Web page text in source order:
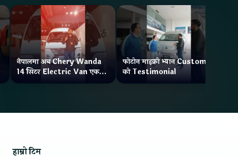
नेपालमा अब Chery Wanda
14 सिटर Electric Van एक
Charge मा दिन्छ 300KM
फोटोन माइक्रो भ्यान Customer
को Testimonial
हाम्रो टिम